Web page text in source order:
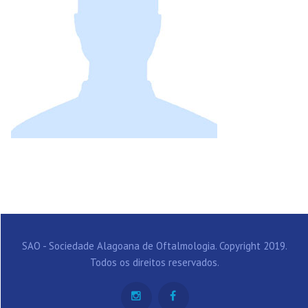
SAO - Sociedade Alagoana de Oftalmologia. Copyright 2019.
Todos os direitos reservados.